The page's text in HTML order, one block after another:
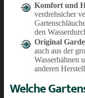
Komfort und
verdrehsicher
den
Original
auch aus der
Wasserhähnen
anderen
Welche